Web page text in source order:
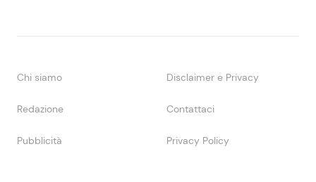
Chi siamo Disclaimer e Privacy
Redazione Contattaci
Pubblicità Privacy Policy